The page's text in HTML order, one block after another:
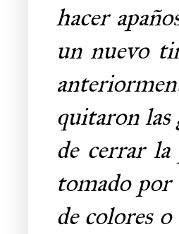
hacer
un nuevo
quitaron las
de cerrar la
tomado por
de colores